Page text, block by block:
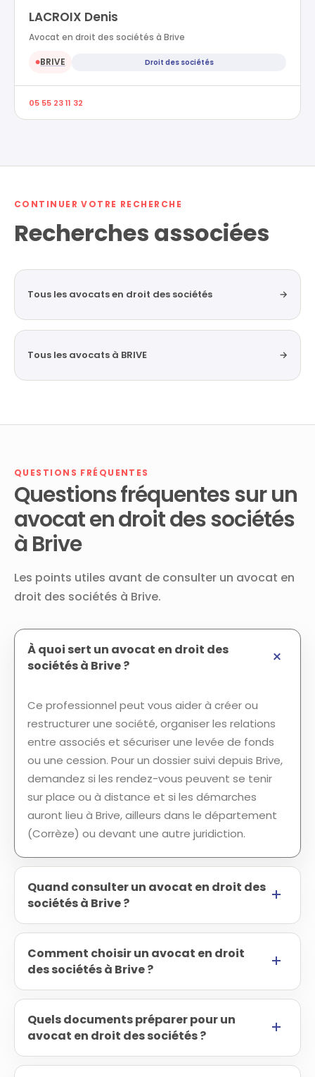
LACROIX Denis
Avocat en droit des sociétés à Brive
●BRIVE Droit des sociétés
05 55 23 11 32
CONTINUER VOTRE RECHERCHE
Recherches associées
Tous les avocats en droit des sociétés →
Tous les avocats à BRIVE →
QUESTIONS FRÉQUENTES
Questions fréquentes sur un
avocat en droit des sociétés
à Brive
Les points utiles avant de consulter un avocat en
droit des sociétés à Brive.
À quoi sert un avocat en droit des
sociétés à Brive ?
Ce professionnel peut vous aider à créer ou
restructurer une société, organiser les relations
entre associés et sécuriser une levée de fonds
ou une cession. Pour un dossier suivi depuis Brive,
demandez si les rendez-vous peuvent se tenir
sur place ou à distance et si les démarches
auront lieu à Brive, ailleurs dans le département
(Corrèze) ou devant une autre juridiction.
Quand consulter un avocat en droit des
sociétés à Brive ?
Comment choisir un avocat en droit
des sociétés à Brive ?
Quels documents préparer pour un
avocat en droit des sociétés ?